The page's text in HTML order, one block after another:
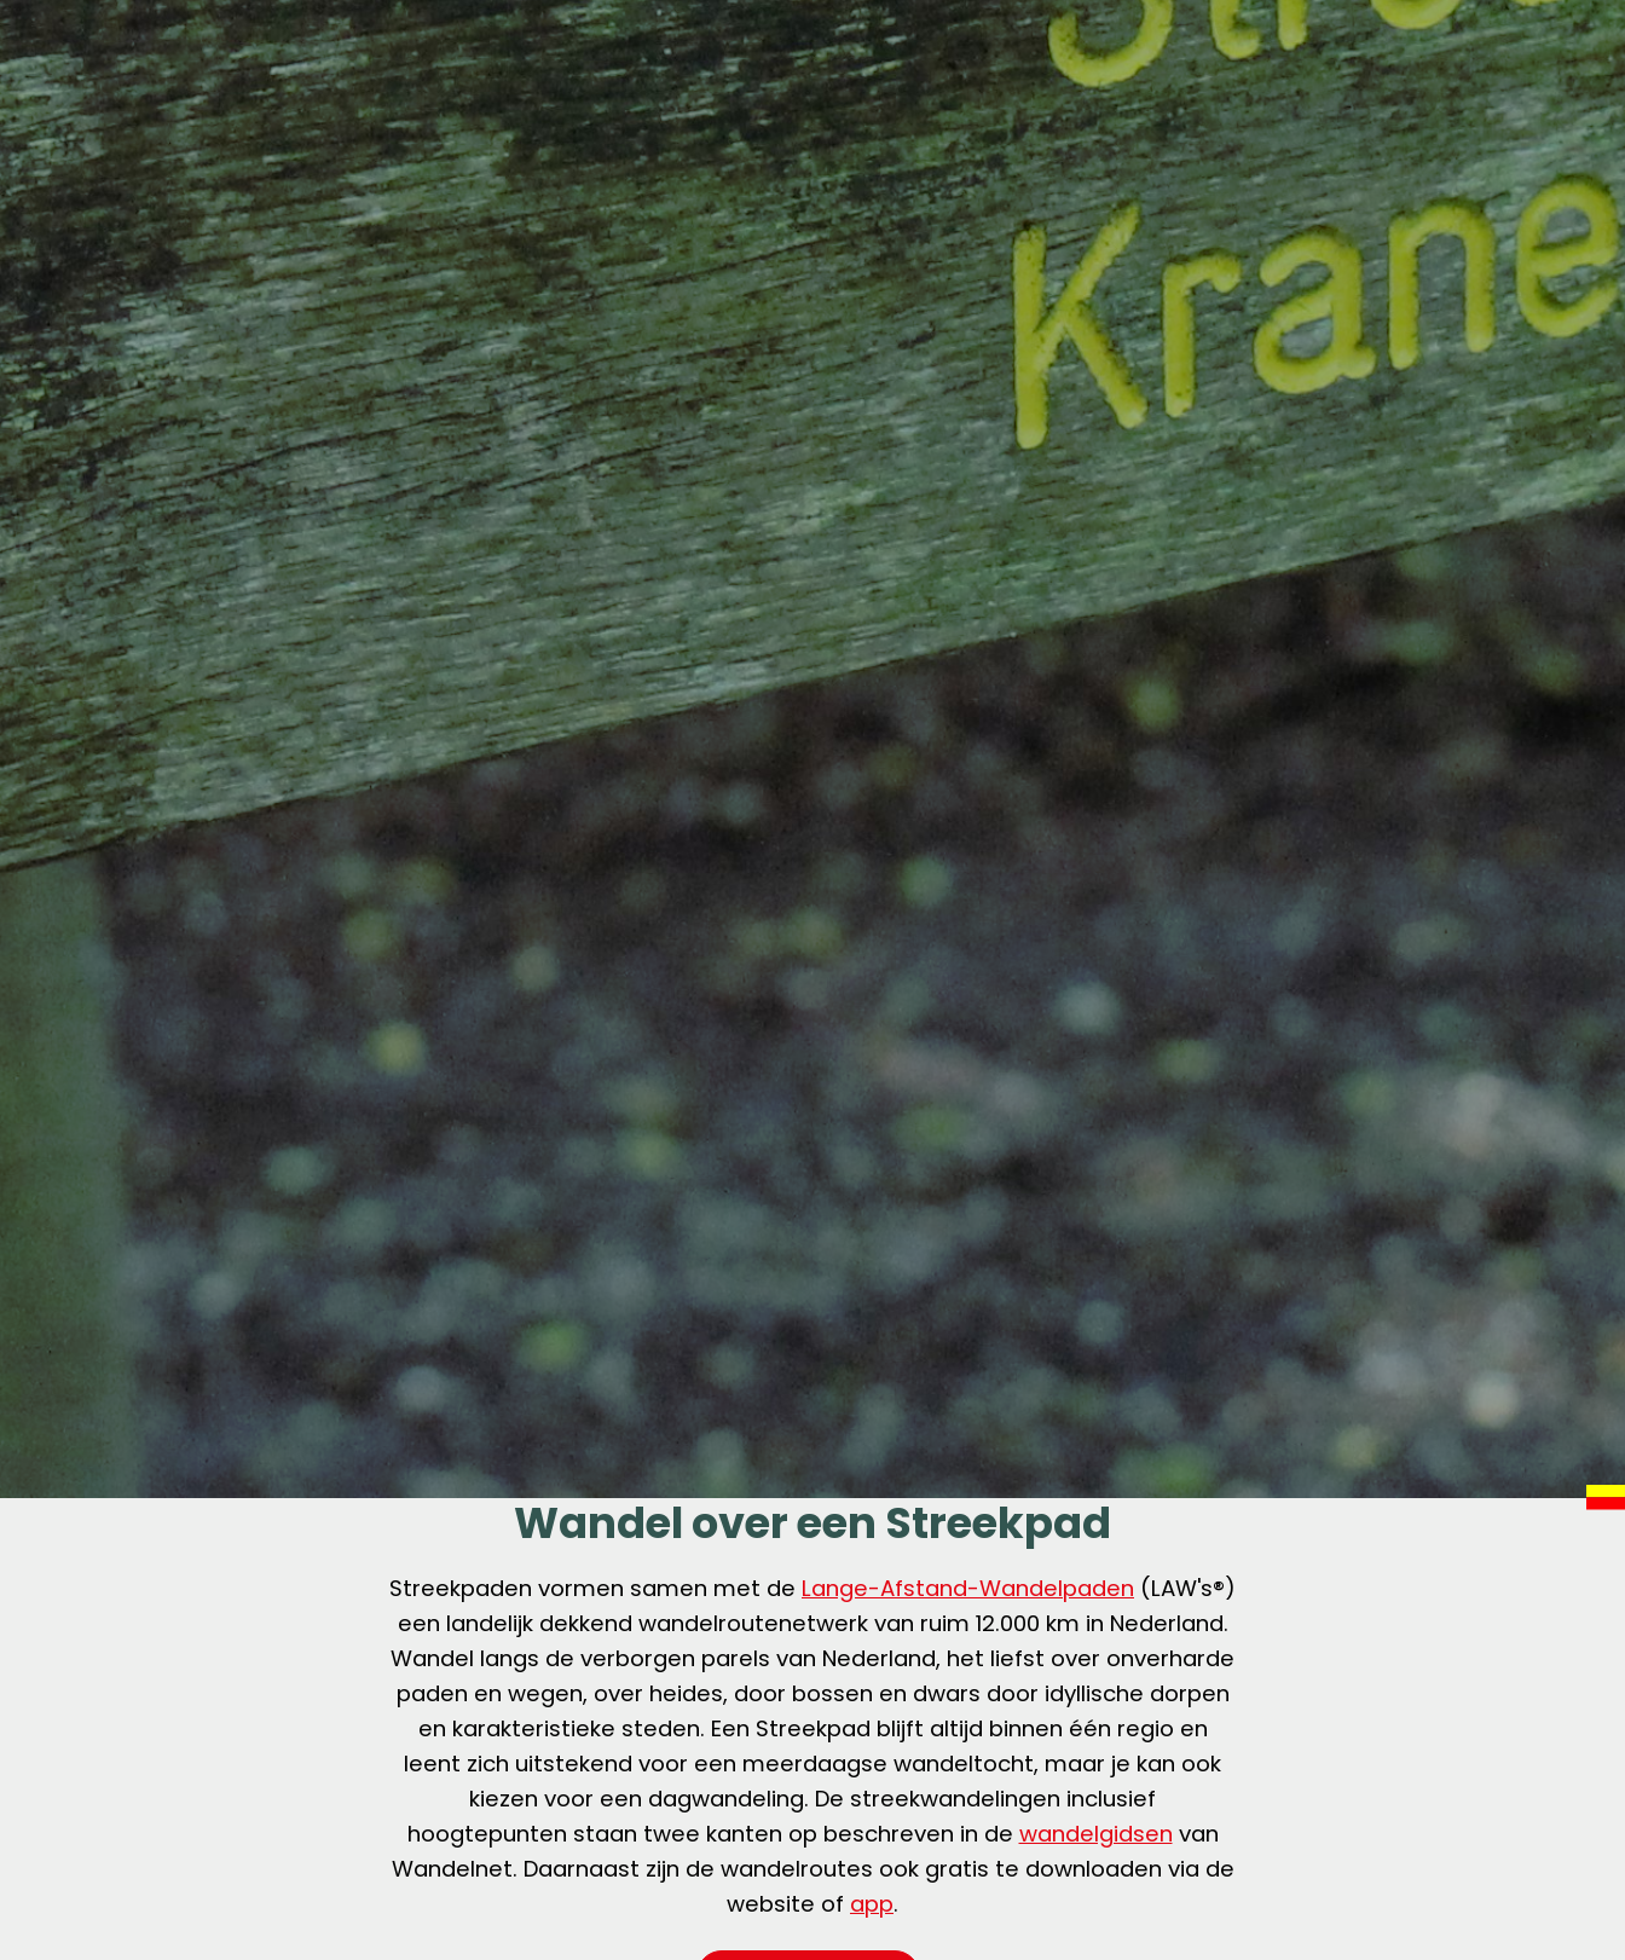
Wandel over een Streekpad
Streekpaden vormen samen met de Lange-Afstand-Wandelpaden (LAW's®)
een landelijk dekkend wandelroutenetwerk van ruim 12.000 km in Nederland.
Wandel langs de verborgen parels van Nederland, het liefst over onverharde
paden en wegen, over heides, door bossen en dwars door idyllische dorpen
en karakteristieke steden. Een Streekpad blijft altijd binnen één regio en
leent zich uitstekend voor een meerdaagse wandeltocht, maar je kan ook
kiezen voor een dagwandeling. De streekwandelingen inclusief
hoogtepunten staan twee kanten op beschreven in de wandelgidsen van
Wandelnet. Daarnaast zijn de wandelroutes ook gratis te downloaden via de
website of app.